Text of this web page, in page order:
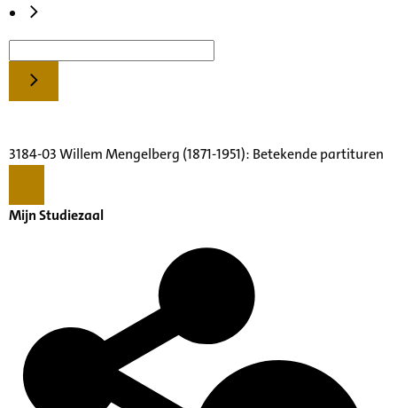
3184-03 Willem Mengelberg (1871-1951): Betekende partituren
Mijn Studiezaal